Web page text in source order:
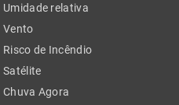
Umidade relativa
Vento
Risco de Incêndio
Satélite
Chuva Agora